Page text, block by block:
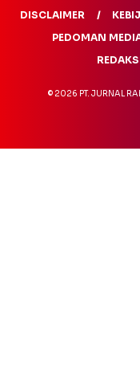
DISCLAIMER
PEDOMAN
© 2026 PT. JURNAL